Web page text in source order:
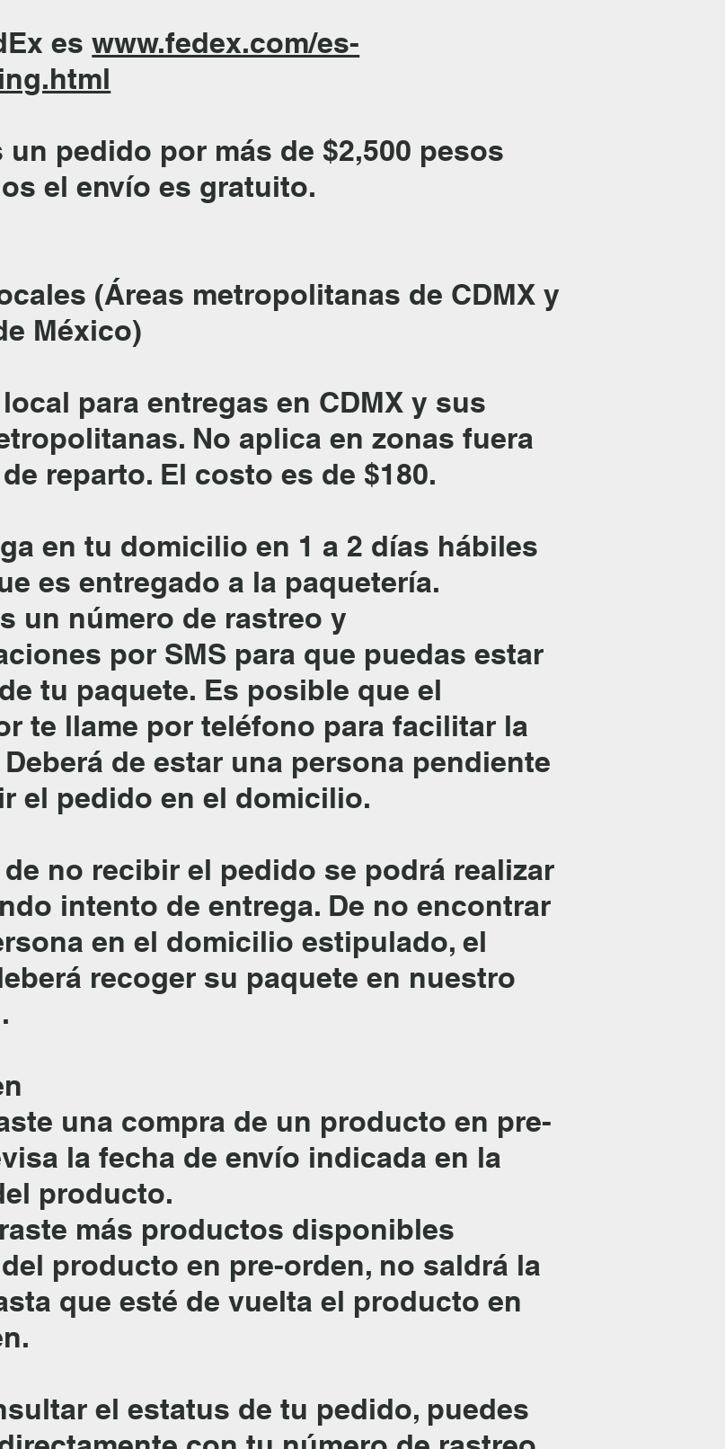
eswww.fedex.com/es-
un pedido por más de $2,500 pesos
el envío es gratuito.
(Áreas metropolitanas de CDMX y
México)
para entregas en CDMX y sus
No aplica en zonas fuera
reparto. El costo es de $180.
en tu domicilio en 1 a 2 días hábiles
es entregado a la paquetería.
un número de rastreo y
por SMS para que puedas estar
tu paquete. Es posible que el
te llame por teléfono para facilitar la
de estar una persona pendiente
el pedido en el domicilio.
no recibir el pedido se podrá realizar
intento de entrega. De no encontrar
en el domicilio estipulado, el
recoger su paquete en nuestro
una compra de un producto en pre-
la fecha de envío indicada en la
producto.
más productos disponibles
producto en pre-orden, no saldrá la
que esté de vuelta el producto en
el estatus de tu pedido, puedes